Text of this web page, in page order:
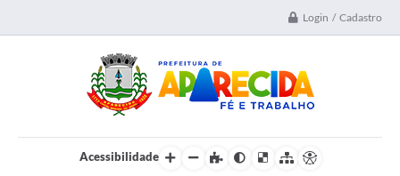
Login / Cadastro
Acessibilidade